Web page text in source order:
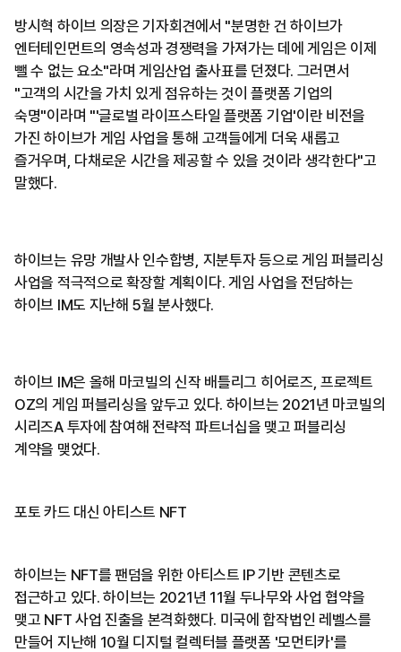
방시혁 하이브 의장은 기자회견에서 "분명한 건 하이브가
엔터테인먼트의 영속성과 경쟁력을 가져가는 데에 게임은 이제
뺄 수 없는 요소"라며 게임산업 출사표를 던졌다. 그러면서
"고객의 시간을 가치 있게 점유하는 것이 플랫폼 기업의
숙명"이라며 "'글로벌 라이프스타일 플랫폼 기업'이란 비전을
가진 하이브가 게임 사업을 통해 고객들에게 더욱 새롭고
즐거우며, 다채로운 시간을 제공할 수 있을 것이라 생각한다"고
말했다.
하이브는 유망 개발사 인수합병, 지분투자 등으로 게임 퍼블리싱
사업을 적극적으로 확장할 계획이다. 게임 사업을 전담하는
하이브 IM도 지난해 5월 분사했다.
하이브 IM은 올해 마코빌의 신작 배틀리그 히어로즈, 프로젝트
OZ의 게임 퍼블리싱을 앞두고 있다. 하이브는 2021년 마코빌의
시리즈A 투자에 참여해 전략적 파트너십을 맺고 퍼블리싱
계약을 맺었다.
포토 카드 대신 아티스트 NFT
하이브는 NFT를 팬덤을 위한 아티스트 IP 기반 콘텐츠로
접근하고 있다. 하이브는 2021년 11월 두나무와 사업 협약을
맺고 NFT 사업 진출을 본격화했다. 미국에 합작법인 레벨스를
만들어 지난해 10월 디지털 컬렉터블 플랫폼 '모먼티카'를